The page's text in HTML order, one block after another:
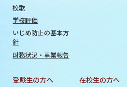
校歌
学校評価
いじめ防止の基本方
針
財務状況・事業報告
受験生の方へ 在校生の方へ